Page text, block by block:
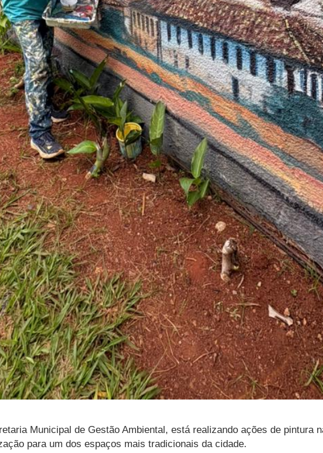
Municipal de Gestão Ambiental, está realizando ações de pintura
para um dos espaços mais tradicionais da cidade.